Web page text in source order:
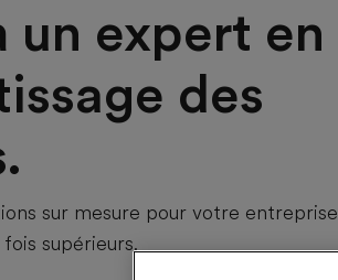
un expert en
des
sur mesure pour votre entreprise
supérieurs.